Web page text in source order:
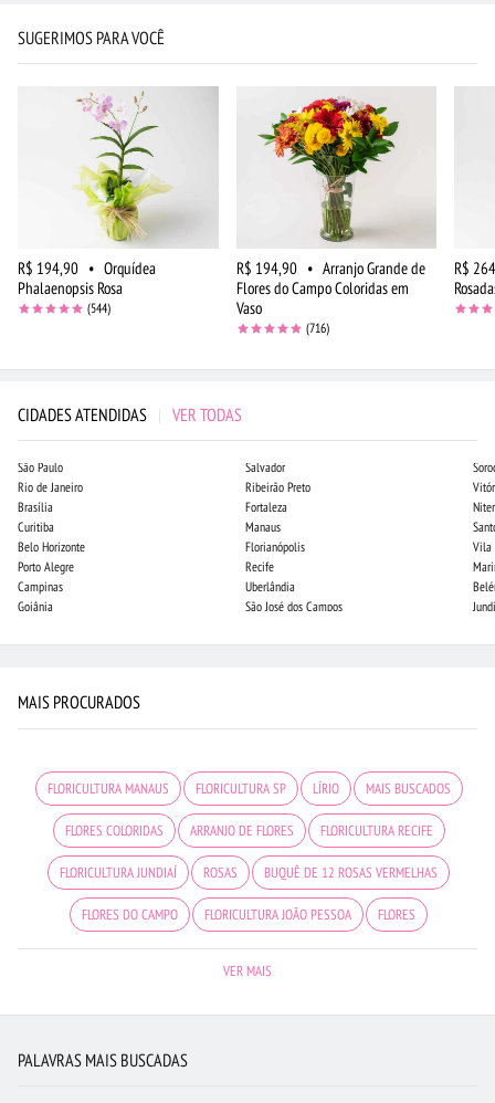
SUGERIMOS PARA VOCÊ
R$ 194,90 • Orquídea
Phalaenopsis Rosa
(544)
R$ 194,90 • Arranjo Grande de
Flores do Campo Coloridas em
Vaso
(716)
R$
CIDADES ATENDIDAS | VER TODAS
São Paulo
Rio de Janeiro
Brasília
Curitiba
Belo Horizonte
Porto Alegre
Campinas
Goiânia
Salvador
Ribeirão Preto
Fortaleza
Manaus
Florianópolis
Recife
Uberlândia
São José dos Campos
Vila
MAIS PROCURADOS
FLORICULTURA MANAUS FLORICULTURA SP LÍRIO MAIS BUSCADOS
FLORES COLORIDAS ARRANJO DE FLORES FLORICULTURA RECIFE
FLORICULTURA JUNDIAÍ ROSAS BUQUÊ DE 12 ROSAS VERMELHAS
FLORES DO CAMPO FLORICULTURA JOÃO PESSOA FLORES
VER MAIS
PALAVRAS MAIS BUSCADAS